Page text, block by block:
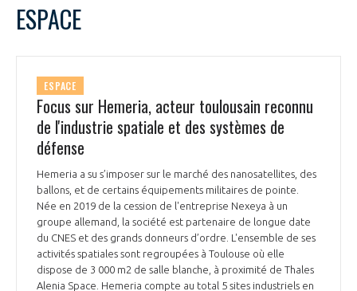
ESPACE
ESPACE
Focus sur Hemeria, acteur toulousain reconnu
de l'industrie spatiale et des systèmes de
défense
Hemeria a su s’imposer sur le marché des nanosatellites, des
ballons, et de certains équipements militaires de pointe.
Née en 2019 de la cession de l'entreprise Nexeya à un
groupe allemand, la société est partenaire de longue date
du CNES et des grands donneurs d’ordre. L'ensemble de ses
activités spatiales sont regroupées à Toulouse où elle
dispose de 3 000 m2 de salle blanche, à proximité de Thales
Alenia Space. Hemeria compte au total 5 sites industriels en